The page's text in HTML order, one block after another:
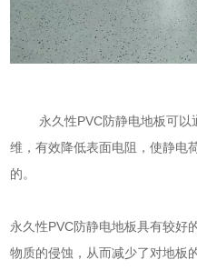
永久性PVC防静电地板可
维，有效降低表面电阻，使静电
的。
永久性PVC防静电地板具有较好
物质的侵蚀，从而减少了对地板